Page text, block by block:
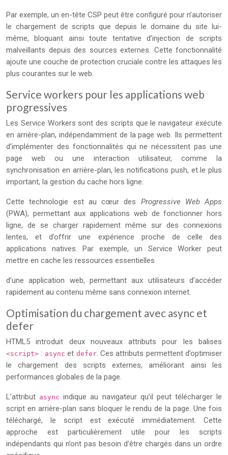
Par exemple, un en-tête CSP peut être configuré pour n’autoriser
le chargement de scripts que depuis le domaine du site lui-
même, bloquant ainsi toute tentative d’injection de scripts
malveillants depuis des sources externes. Cette fonctionnalité
ajoute une couche de protection cruciale contre les attaques les
plus courantes sur le web.
Service workers pour les applications web
progressives
Les Service Workers sont des scripts que le navigateur exécute
en arrière-plan, indépendamment de la page web. Ils permettent
d’implémenter des fonctionnalités qui ne nécessitent pas une
page web ou une interaction utilisateur, comme la
synchronisation en arrière-plan, les notifications push, et le plus
important, la gestion du cache hors ligne.
Cette technologie est au cœur des Progressive Web Apps
(PWA), permettant aux applications web de fonctionner hors
ligne, de se charger rapidement même sur des connexions
lentes, et d’offrir une expérience proche de celle des
applications natives. Par exemple, un Service Worker peut
mettre en cache les ressources essentielles
d’une application web, permettant aux utilisateurs d’accéder
rapidement au contenu même sans connexion internet.
Optimisation du chargement avec async et
defer
HTML5 introduit deux nouveaux attributs pour les balises
<script> : async et defer. Ces attributs permettent d’optimiser
le chargement des scripts externes, améliorant ainsi les
performances globales de la page.
L’attribut async indique au navigateur qu’il peut télécharger le
script en arrière-plan sans bloquer le rendu de la page. Une fois
téléchargé, le script est exécuté immédiatement. Cette
approche est particulièrement utile pour les scripts
indépendants qui n’ont pas besoin d’être chargés dans un ordre